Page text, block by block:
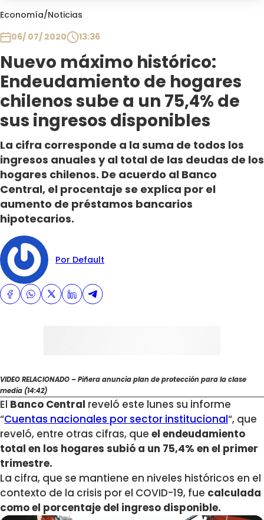
Economía/Noticias
06/ 07/ 2020
13:36
Nuevo máximo histórico:
Endeudamiento de hogares
chilenos sube a un 75,4% de
sus ingresos disponibles
La cifra corresponde a la suma de todos los
ingresos anuales y al total de las deudas de los
hogares chilenos. De acuerdo al Banco
Central, el procentaje se explica por el
aumento de préstamos bancarios
hipotecarios.
Por Default
VIDEO RELACIONADO – Piñera anuncia plan de protección para la clase
media (14:42)
El Banco Central reveló este lunes su informe
“Cuentas nacionales por sector institucional“, que
reveló, entre otras cifras, que el endeudamiento
total en los hogares subió a un 75,4% en el primer
trimestre.
La cifra, que se mantiene en niveles históricos en el
contexto de la crisis por el COVID-19, fue calculada
como el porcentaje del ingreso disponible.
Club De La Comedia
Plan Perfecto
El Tiempo
Sabingo
Todos Los Programas